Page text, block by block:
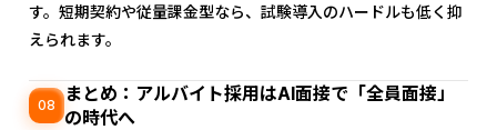
す。短期契約や従量課金型なら、試験導入のハードルも低く抑
えられます。
08
まとめ：アルバイト採用はAI面接で「全員面接」
の時代へ